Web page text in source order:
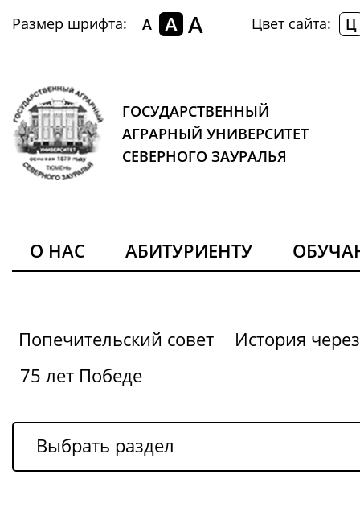
Размер шрифта: A A A Цвет сайта: Ц
ГОСУДАРСТВЕННЫЙ
АГРАРНЫЙ УНИВЕРСИТЕТ
СЕВЕРНОГО ЗАУРАЛЬЯ
О НАС АБИТУРИЕНТУ
Попечительский совет
История
75 лет Победе
Выбрать раздел